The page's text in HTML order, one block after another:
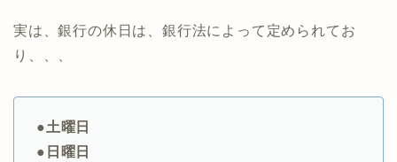
実は、銀行の休日は、銀行法によって定められてお
り、、、
●土曜日
●日曜日